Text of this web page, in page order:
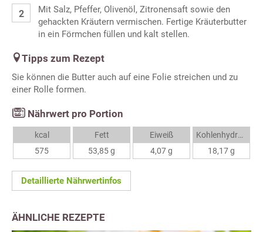
Mit Salz, Pfeffer, Olivenöl, Zitronensaft sowie den
gehackten Kräutern vermischen. Fertige Kräuterbutter
in ein Förmchen füllen und kalt stellen.
Tipps zum Rezept
Sie können die Butter auch auf eine Folie streichen und zu
einer Rolle formen.
Nährwert pro Portion
kcal
575
Fett
53,85 g
Eiweiß
4,07 g
Kohlenhydrate
18,17 g
Detaillierte Nährwertinfos
ÄHNLICHE REZEPTE